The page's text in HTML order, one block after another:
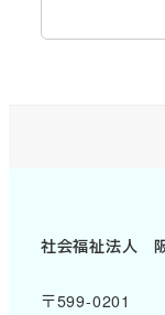
社会福祉法人
〒599-0201